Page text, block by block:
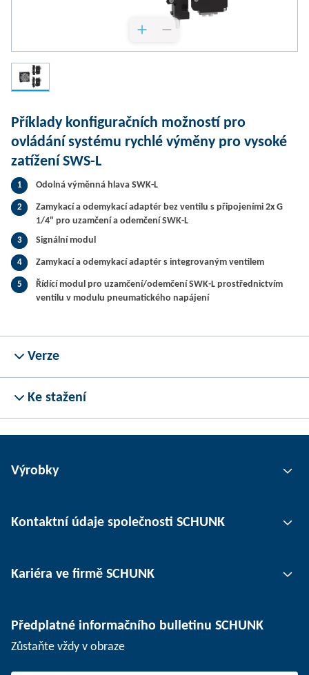
Příklady konfiguračních možností pro
ovládání systému rychlé výměny pro vysoké
zatížení SWS-L
1 Odolná výměnná hlava SWK-L
2
Zamykací a odemykací adaptér bez ventilu s připojeními 2x G
1/4" pro uzamčení a odemčení SWK-L
3 Signální modul
4 Zamykací a odemykací adaptér s integrovaným ventilem
5
Řídící modul pro uzamčení/odemčení SWK-L prostřednictvím
ventilu v modulu pneumatického napájení
Verze
Ke stažení
Výrobky
Automatizace
Upínání obrobků
Kontaktní údaje společnosti SCHUNK
Pobočky
Události
Kariéra ve firmě SCHUNK
SCHUNK jako zaměstnavatel
Předplatné informačního bulletinu SCHUNK
Zůstaňte vždy v obraze